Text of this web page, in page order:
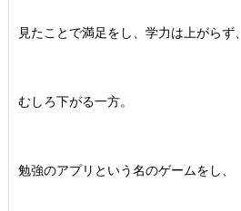
見たことで満足をし、学力は上がらず、
むしろ下がる一方。
勉強のアプリという名のゲームをし、